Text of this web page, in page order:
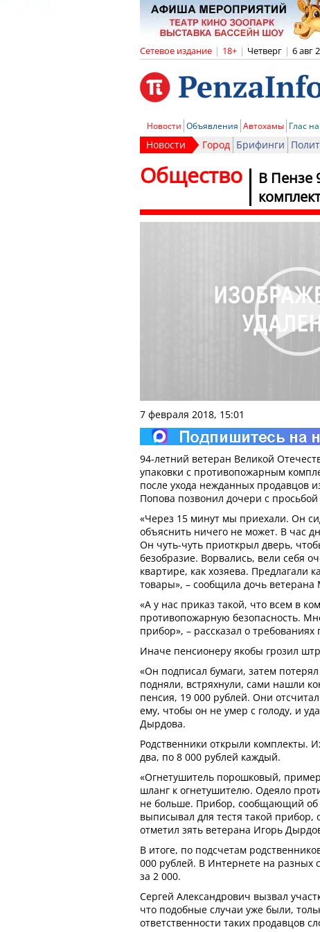
Сетевое издание | 18+ | Четверг | 6 авг
Новости Объявления Автохамы Глас
Новости Город Брифинги
В Пензе
Общество
7 февраля 2018, 15:01
94-летний ветеран Великой
упаковки с противопожарным
после ухода нежданных продавцов
Попова позвонил дочери с
«Через 15 минут мы приехали. Он
объяснить ничего не может. В час
Он чуть-чуть приоткрыл дверь,
безобразие. Ворвались, вели себя
квартире, как хозяева. Предлагали
товары», – сообщила дочь
«А у нас приказ такой, что всем в
противопожарную безопасность.
прибор», – рассказал о
Иначе пенсионеру якобы грозил
«Он подписал бумаги, затем
подняли, встряхнули, сами нашли
пенсия, 19 000 рублей. Они
ему, чтобы он не умер с голоду, и
Дырдова.
Родственники открыли комплекты.
два, по 8 000 рублей каждый.
«Огнетушитель порошковый,
шланг к огнетушителю. Одеяло
не больше. Прибор, сообщающий об
выписывал для тестя такой прибор,
отметил зять ветерана Игорь
В итоге, по подсчетам
000 рублей. В Интернете на разных
за 2 000.
Сергей Александрович вызвал
что подобные случаи уже были,
ответственности таких продавцов